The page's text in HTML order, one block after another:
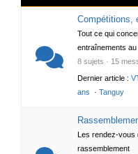
Compétitions,
Tout ce qui
entraînements au
8 sujets · 15
Dernier article :
ans
· Tanguy
Les rendez-vous
rassemblement